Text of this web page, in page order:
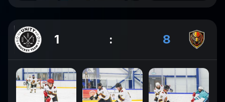
1 : 8